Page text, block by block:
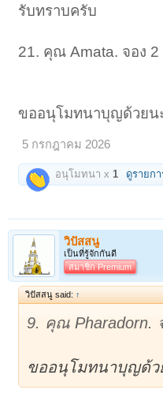
รับทราบครับ
21. คุณ Amata. จอง 2
ขออนุโมทนาบุญด้วยน
5 กรกฎาคม 2026
อนุโมทนา x 1 ดูรายกา
วิปัสสนู
เป็นที่รู้จักกันดี
สมาชิก Premium
วิปัสสนู said: ↑
9. คุณ Pharadorn.
ขออนุโมทนาบุญด้ว